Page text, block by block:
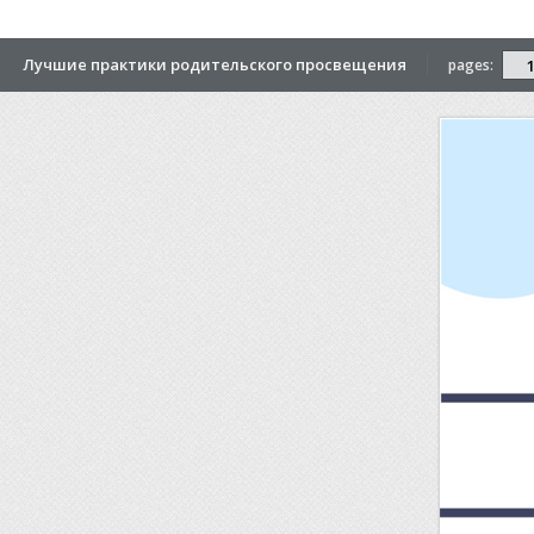
Лучшие практики родительского просвещения pages: